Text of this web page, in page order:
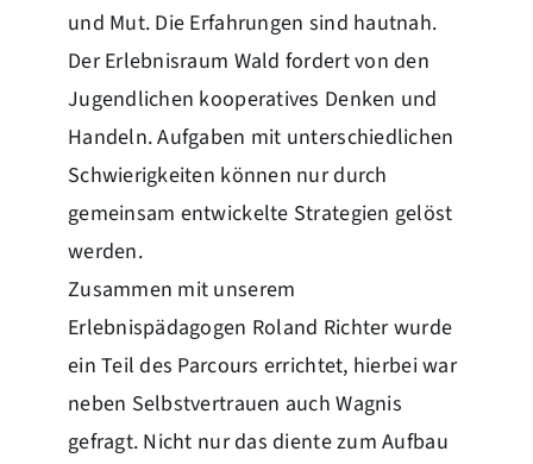
und Mut. Die Erfahrungen sind hautnah.
Der Erlebnisraum Wald fordert von den
Jugendlichen kooperatives Denken und
Handeln. Aufgaben mit unterschiedlichen
Schwierigkeiten können nur durch
gemeinsam entwickelte Strategien gelöst
werden.
Zusammen mit unserem
Erlebnispädagogen Roland Richter wurde
ein Teil des Parcours errichtet, hierbei war
neben Selbstvertrauen auch Wagnis
gefragt. Nicht nur das diente zum Aufbau